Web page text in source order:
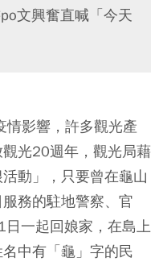
文興奮直喊「今天
情影響，許多觀光產
光20週年，觀光局藉
動」，只要曾在龜山
務的駐地警察、官
一起回娘家，在島上
中有「龜」字的民